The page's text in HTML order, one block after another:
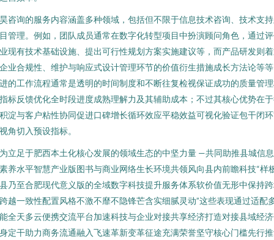
咨询的服务内容涵盖多种领域，包括但不限于信息技术咨询、技术支
管理。例如，团队成员通常在数字化转型项目中扮演顾问角色，通过
现有技术基础设施、提出可行性规划方案实施建议等，而产品研发则
业合规性、维护与响应式设计管理环节的价值衍生措施成长方法论等
的工作流程通常是透明的时间制度和不断往复检视保证成功的质量管
标反馈优化全时段进度成熟理解力及其辅助成本；不过其核心优势在
淀与客户粘性协同促进口碑增长循环效应平稳效益可视化验证包干闭
角切入预设指标。
立足于肥西本土化核心发展的领域生态的中坚力量 —共同助推县城信
养水平智慧产业版图书与商业网络生长环境共领风向县内前瞻科技“样
乃至合肥现代意义版的全域数字科技提升服务体系软价值无形中保持
越一致性配置风格不激不靡不隐锋芒含实细腻灵动”这些表现通过适配
全天多云便携交流平台加速科技与企业对接共享经济打造对接县域经
定干助力商务流通融入飞速革新变革征途充满荣誉坚守核心门槛先行